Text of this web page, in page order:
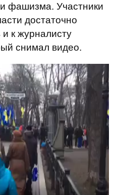
фашизма. Участники
достаточно
и к журналисту
снимал видео.